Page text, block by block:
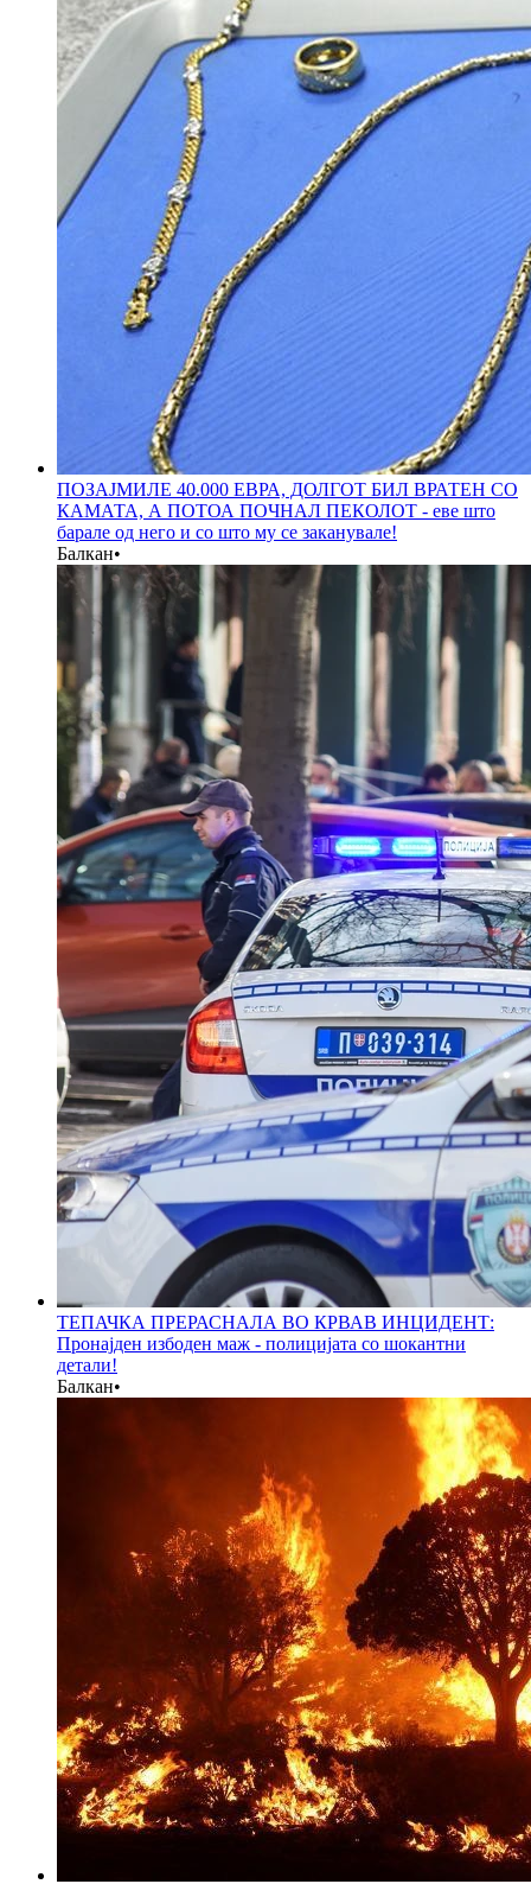
ПОЗАЈМИЛЕ 40.000 ЕВРА, ДОЛГОТ БИЛ ВРАТЕН СО
КАМАТА, А ПОТОА ПОЧНАЛ ПЕКОЛОТ - еве што
барале од него и со што му се заканувале!
Балкан•
ТЕПАЧКА ПРЕРАСНАЛА ВО КРВАВ ИНЦИДЕНТ:
Пронајден избоден маж - полицијата со шокантни
детали!
Балкан•